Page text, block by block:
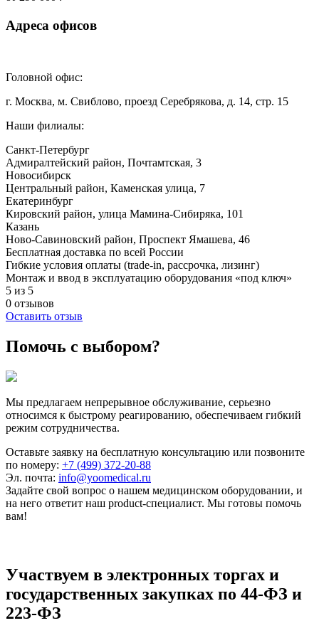
Адреса офисов
Головной офис:
г. Москва, м. Свиблово, проезд Серебрякова, д. 14, стр. 15
Наши филиалы:
Санкт-Петербург
Адмиралтейский район, ​Почтамтская, 3
Новосибирск
Центральный район, Каменская улица, 7
Екатеринбург
Кировский район, улица Мамина-Сибиряка, 101
Казань
Ново-Савиновский район, ​Проспект Ямашева, 46
Бесплатная доставка по всей России
Гибкие условия оплаты (trade-in, рассрочка, лизинг)
Монтаж и ввод в эксплуатацию оборудования «под ключ»
5 из 5
0 отзывов
Оставить отзыв
Помочь с выбором?
Мы предлагаем непрерывное обслуживание, серьезно
относимся к быстрому реагированию, обеспечиваем гибкий
режим сотрудничества.
Оставьте заявку на бесплатную консультацию или позвоните
по номеру: +7 (499) 372-20-88
Эл. почта: info@yoomedical.ru
Задайте свой вопрос о нашем медицинском оборудовании, и
на него ответит наш product-специалист. Мы готовы помочь
вам!
Участвуем в электронных торгах и
государственных закупках по 44-ФЗ и
223-ФЗ